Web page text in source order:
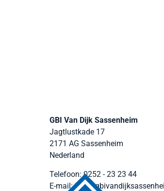
GBI Van Dijk Sassenheim
Jagtlustkade 17
2171 AG Sassenheim
Nederland
Telefoon:0252 - 23 23 44
E-mail: